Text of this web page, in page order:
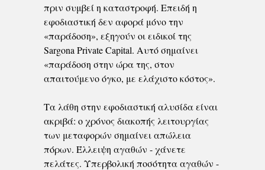
πριν συμβεί η καταστροφή. Επειδή η
εφοδιαστική δεν αφορά μόνο την
«παράδοση», εξηγούν οι ειδικοί της
Sargona Private Capital. Αυτό σημαίνει
«παράδοση στην ώρα της, στον
απαιτούμενο όγκο, με ελάχιστο κόστος».
Τα λάθη στην εφοδιαστική αλυσίδα είναι
ακριβά: ο χρόνος διακοπής λειτουργίας
των μεταφορών σημαίνει απώλεια
πόρων. Έλλειψη αγαθών - χάνετε
πελάτες. Υπερβολική ποσότητα αγαθών -